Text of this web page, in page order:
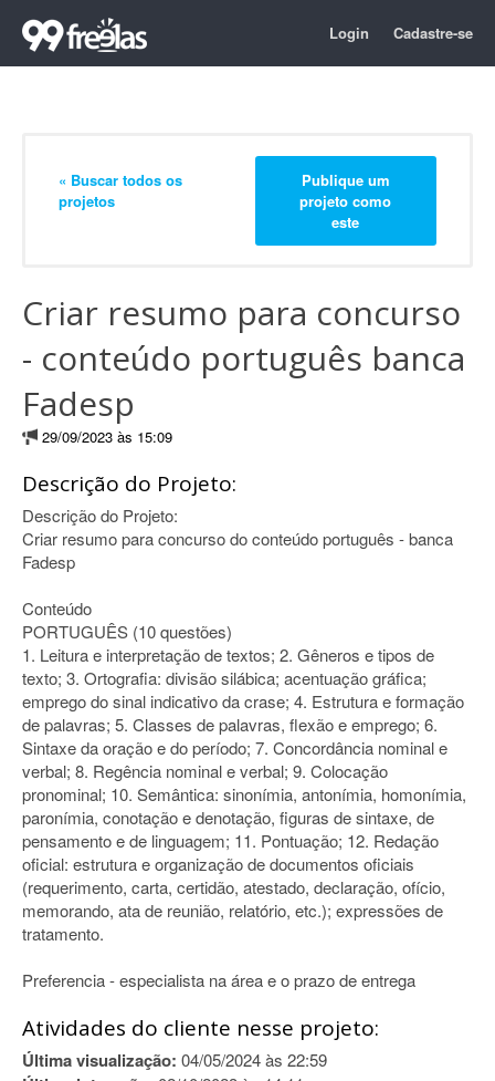
Login Cadastre-se
« Buscar todos os
projetos
Publique um
projeto como
este
Criar resumo para concurso
- conteúdo português banca
Fadesp
29/09/2023 às 15:09
Descrição do Projeto:
Descrição do Projeto:
Criar resumo para concurso do conteúdo português - banca
Fadesp
Conteúdo
PORTUGUÊS (10 questões)
1. Leitura e interpretação de textos; 2. Gêneros e tipos de
texto; 3. Ortografia: divisão silábica; acentuação gráfica;
emprego do sinal indicativo da crase; 4. Estrutura e formação
de palavras; 5. Classes de palavras, flexão e emprego; 6.
Sintaxe da oração e do período; 7. Concordância nominal e
verbal; 8. Regência nominal e verbal; 9. Colocação
pronominal; 10. Semântica: sinonímia, antonímia, homonímia,
paronímia, conotação e denotação, figuras de sintaxe, de
pensamento e de linguagem; 11. Pontuação; 12. Redação
oficial: estrutura e organização de documentos oficiais
(requerimento, carta, certidão, atestado, declaração, ofício,
memorando, ata de reunião, relatório, etc.); expressões de
tratamento.
Preferencia - especialista na área e o prazo de entrega
Atividades do cliente nesse projeto:
Última visualização: 04/05/2024 às 22:59